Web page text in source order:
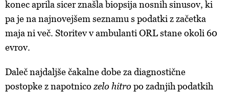
konec aprila sicer znašla biopsija nosnih sinusov, ki
pa je na najnovejšem seznamu s podatki z začetka
maja ni več. Storitev v ambulanti ORL stane okoli 60
evrov.
Daleč najdaljše čakalne dobe za diagnostične
postopke z napotnico zelo hitro po zadnjih podatkih